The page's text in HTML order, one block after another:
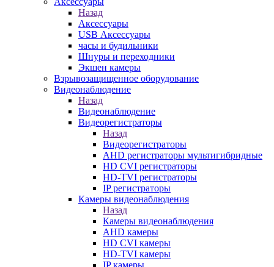
Назад
Аксессуары
USB Аксессуары
часы и будильники
Шнуры и переходники
Экшен камеры
Взрывозащищенное оборудование
Видеонаблюдение
Назад
Видеонаблюдение
Видеорегистраторы
Назад
Видеорегистраторы
AHD регистраторы мультигибридные
HD CVI регистраторы
HD-TVI регистраторы
IP регистраторы
Камеры видеонаблюдения
Назад
Камеры видеонаблюдения
AHD камеры
HD CVI камеры
HD-TVI камеры
IP камеры